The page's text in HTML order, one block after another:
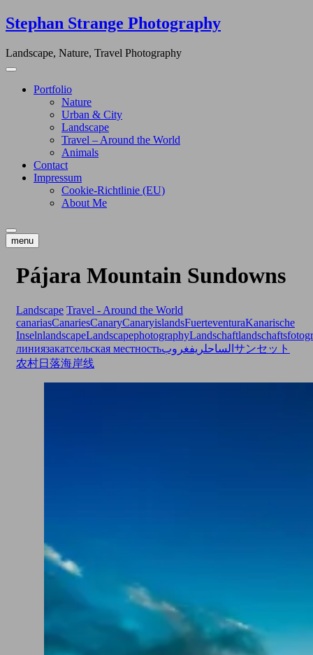
Skip
to
Stephan Strange Photography
Landscape, Nature, Travel Photography
Portfolio
Nature
Urban & City
Landscape
Travel – Around the World
Animals
Contact
Impressum
Cookie-Richtlinie (EU)
About Me
menu
Pájara Mountain Sundowns
Landscape Travel - Around the World
canariasCanariesCanaryCanaryislandsFuerteventuraKanarische
InselnlandscapeLandscapephotographyLandschaft
линиязакатсельская местность الساحلريفغروب
サンセット
农村日落海岸线